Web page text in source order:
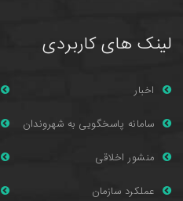
لینک های کاربردی
اخبار
سامانه پاسخگویی به شهروندان
منشور اخلاقی
عملکرد سازمان